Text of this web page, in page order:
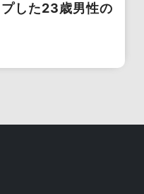
した23歳男性の